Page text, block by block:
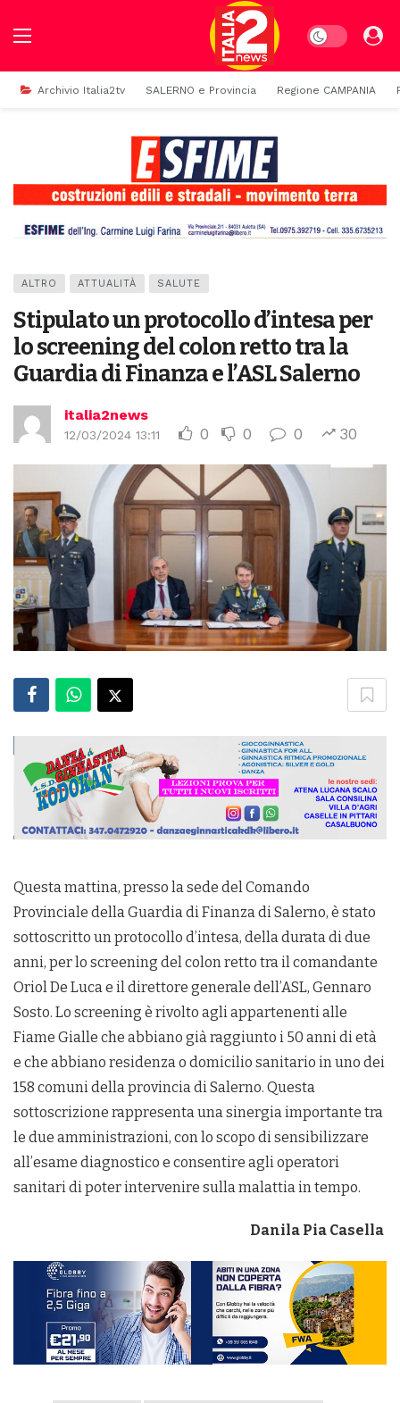
Dark mode
Archivio Italia2tv SALERNO e Provincia Regione CAMPANIA
ALTRO ATTUALITÀ SALUTE
Stipulato un protocollo d’intesa per
lo screening del colon retto tra la
Guardia di Finanza e l’ASL Salerno
italia2news
12/03/2024 13:11 0 0 0 30
Questa mattina, presso la sede del Comando
Provinciale della Guardia di Finanza di Salerno, è stato
sottoscritto un protocollo d’intesa, della durata di due
anni, per lo screening del colon retto tra il comandante
Oriol De Luca e il direttore generale dell’ASL, Gennaro
Sosto. Lo screening è rivolto agli appartenenti alle
Fiame Gialle che abbiano già raggiunto i 50 anni di età
e che abbiano residenza o domicilio sanitario in uno dei
158 comuni della provincia di Salerno. Questa
sottoscrizione rappresenta una sinergia importante tra
le due amministrazioni, con lo scopo di sensibilizzare
all’esame diagnostico e consentire agli operatori
sanitari di poter intervenire sulla malattia in tempo.
Danila Pia Casella